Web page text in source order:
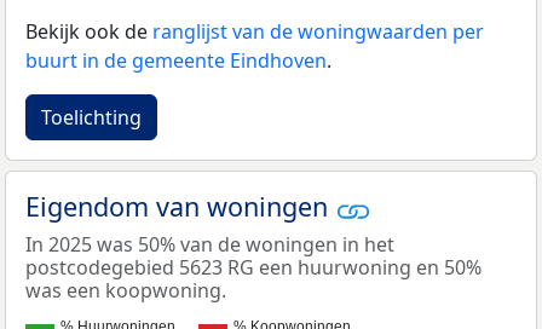
Bekijk ook de ranglijst van de woningwaarden per
buurt in de gemeente Eindhoven.
Toelichting
Eigendom van woningen
In 2025 was 50% van de woningen in het
postcodegebied 5623 RG een huurwoning en 50%
was een koopwoning.